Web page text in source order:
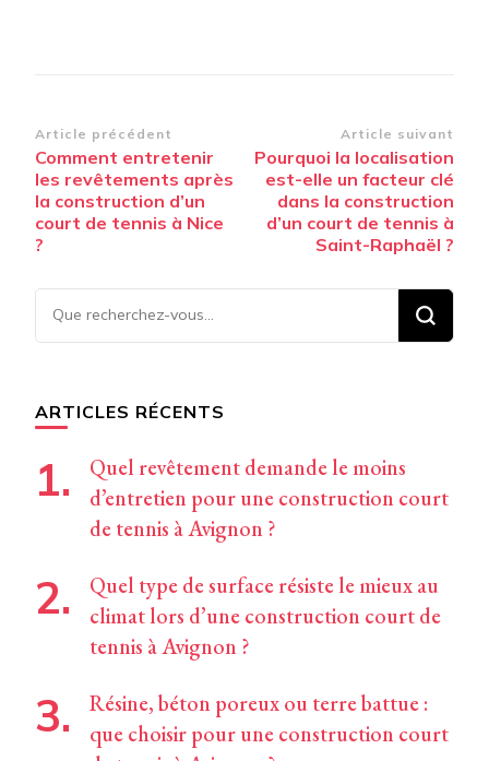
Navigation
d’article
Article précédent
Comment entretenir
les revêtements après
la construction d’un
court de tennis à Nice
?
Article suivant
Pourquoi la localisation
est-elle un facteur clé
dans la construction
d’un court de tennis à
Saint-Raphaël ?
ARTICLES RÉCENTS
Quel revêtement demande le moins
d’entretien pour une construction court
de tennis à Avignon ?
Quel type de surface résiste le mieux au
climat lors d’une construction court de
tennis à Avignon ?
Résine, béton poreux ou terre battue :
que choisir pour une construction court